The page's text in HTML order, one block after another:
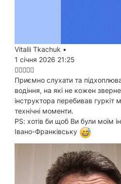
Vitalii Tkachuk •
1 січня 2026 21:25
Приємно слухати та
водіння, на які не кожен
інструктора перебивав
технічні моменти.
PS: хотів би щоб Ви були моїм
Івано-Франківську